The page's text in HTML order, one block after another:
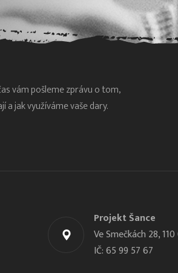
vám pošleme zprávu o tom,
a jak využíváme vaše dary.
Projekt Šance
Ve Smečkách 28,
IČ: 65 99 57 67